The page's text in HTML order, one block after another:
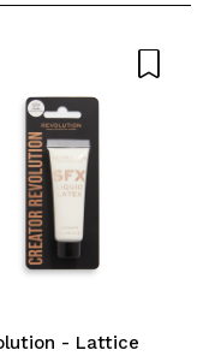
- Lattice